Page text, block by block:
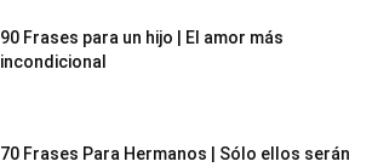
90 Frases para un hijo | El amor más
incondicional
70 Frases Para Hermanos | Sólo ellos serán